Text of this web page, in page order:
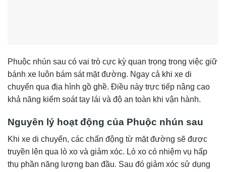
Phuộc nhún sau có vai trò cực kỳ quan trọng trong việc giữ
bánh xe luôn bám sát mặt đường. Ngay cả khi xe di
chuyển qua địa hình gồ ghề. Điều này trực tiếp nâng cao
khả năng kiểm soát tay lái và độ an toàn khi vận hành.
Nguyên lý hoạt động của Phuộc nhún sau
Khi xe di chuyển, các chấn động từ mặt đường sẽ được
truyền lên qua lò xo và giảm xóc. Lò xo có nhiệm vụ hấp
thụ phần năng lượng ban đầu. Sau đó giảm xóc sử dụng